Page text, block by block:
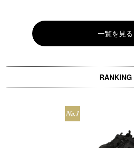
一覧を見る
RANKING